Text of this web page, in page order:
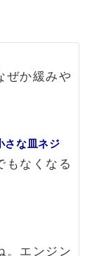
ぜか緩みや
さな皿ネジ
もなくなる
。エンジン